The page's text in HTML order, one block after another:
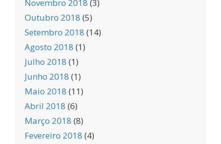
Novembro 2018 (3)
Outubro 2018 (5)
Setembro 2018 (14)
Agosto 2018 (1)
Julho 2018 (1)
Junho 2018 (1)
Maio 2018 (11)
Abril 2018 (6)
Março 2018 (8)
Fevereiro 2018 (4)